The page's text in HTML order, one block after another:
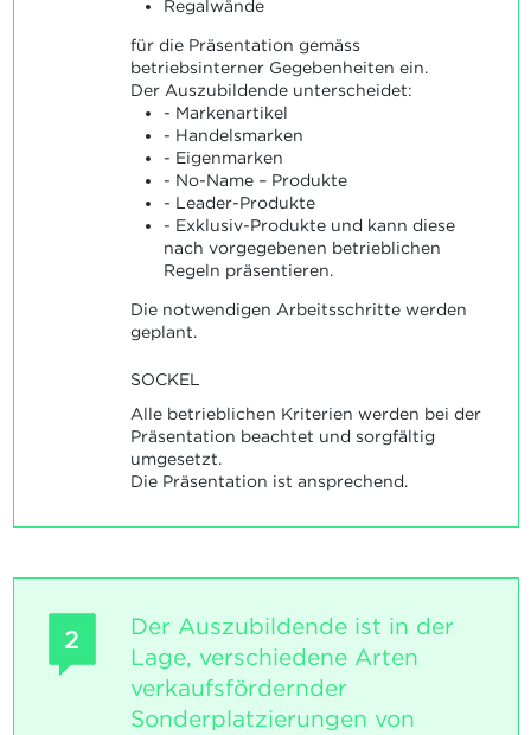
Regalwände
für die Präsentation gemäss
betriebsinterner Gegebenheiten ein.
Der Auszubildende unterscheidet:
- Markenartikel
- Handelsmarken
- Eigenmarken
- No-Name – Produkte
- Leader-Produkte
- Exklusiv-Produkte und kann diese
nach vorgegebenen betrieblichen
Regeln präsentieren.
Die notwendigen Arbeitsschritte werden
geplant.
SOCKEL
Alle betrieblichen Kriterien werden bei der
Präsentation beachtet und sorgfältig
umgesetzt.
Die Präsentation ist ansprechend.
2
Der Auszubildende ist in der
Lage, verschiedene Arten
verkaufsfördernder
Sonderplatzierungen von